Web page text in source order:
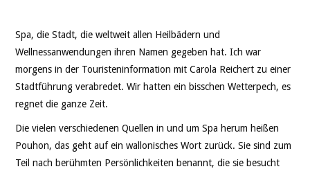
Spa, die Stadt, die weltweit allen Heilbädern und
Wellnessanwendungen ihren Namen gegeben hat. Ich war
morgens in der Touristeninformation mit Carola Reichert zu einer
Stadtführung verabredet. Wir hatten ein bisschen Wetterpech, es
regnet die ganze Zeit.
Die vielen verschiedenen Quellen in und um Spa herum heißen
Pouhon, das geht auf ein wallonisches Wort zurück. Sie sind zum
Teil nach berühmten Persönlichkeiten benannt, die sie besucht